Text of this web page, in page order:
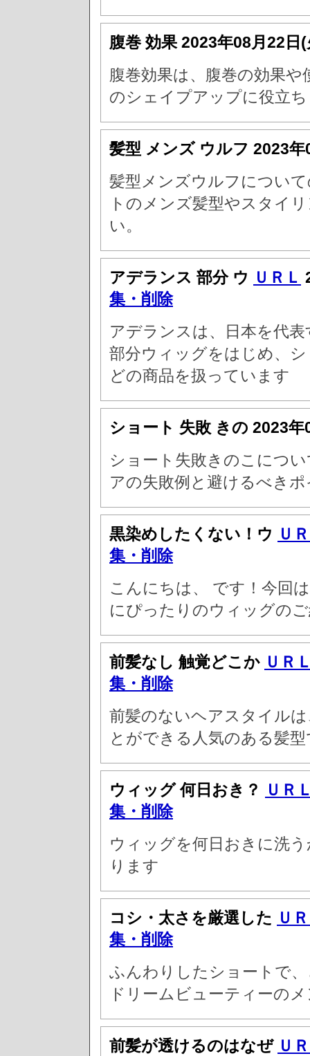
腹巻 効果 2023年08月22日
腹巻効果は、腹巻の効果
のシェイプアップに役立
髪型 メンズ ウルフ 2023
髪型メンズウルフについ
トのメンズ髪型やスタイ
い。
アデランス 部分 ウ ＵＲＬ
集・削除
アデランスは、日本を代
部分ウィッグをはじめ、
どの商品を扱っています
ショート 失敗 きの 2023年
ショート失敗きのこにつ
アの失敗例と避けるべき
黒染めしたくない！ウ Ｕ
集・削除
こんにちは、 です！今回
にぴったりのウィッグの
前髪なし 触覚どこか ＵＲ
集・削除
前髪のないヘアスタイル
とができる人気のある髪
ウィッグ 何日おき？
ＵＲ
集・削除
ウィッグを何日おきに洗
ります
コシ・太さを厳選した Ｕ
集・削除
ふんわりしたショートで
ドリームビューティーの
前髪が透けるのはなぜ Ｕ